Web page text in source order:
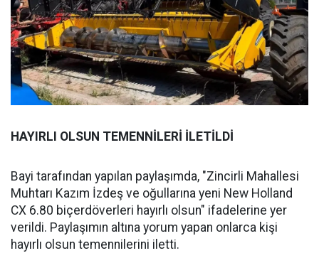
HAYIRLI OLSUN TEMENNİLERİ İLETİLDİ
Bayi tarafından yapılan paylaşımda, "Zincirli Mahallesi
Muhtarı Kazım İzdeş ve oğullarına yeni New Holland
CX 6.80 biçerdöverleri hayırlı olsun" ifadelerine yer
verildi. Paylaşımın altına yorum yapan onlarca kişi
hayırlı olsun temennilerini iletti.